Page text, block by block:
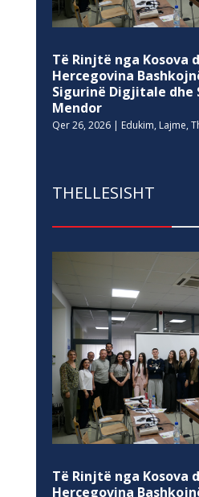
Të Rinjtë nga Kosova
Hercegovina
Sigurinë Digjitale dhe
Mendor
Qer 26, 2026| Edukim, Lajme,
THELLESISHT
Të Rinjtë nga Kosova
Hercegovina